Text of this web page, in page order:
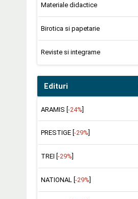
Materiale didactice
Birotica si papetarie
Reviste si integrame
Edituri
ARAMIS [-24%]
PRESTIGE [ -29%
TREI [ -29%
NATIONAL [ -29%